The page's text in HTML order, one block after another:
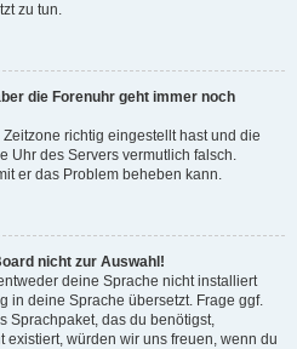
zu tun.
die Forenuhr geht immer noch
richtig eingestellt hast und die
Uhr des Servers vermutlich falsch.
er das Problem beheben kann.
nicht zur Auswahl!
deine Sprache nicht installiert
in deine Sprache übersetzt. Frage ggf.
Sprachpaket, das du benötigst,
würden wir uns freuen, wenn du